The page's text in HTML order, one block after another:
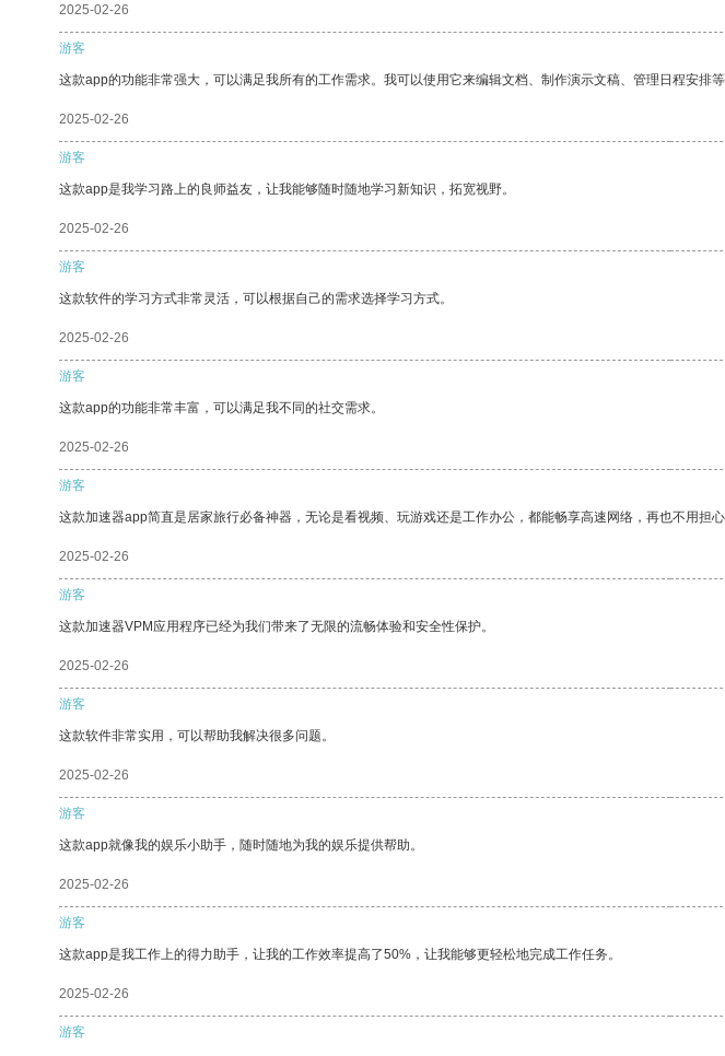
2025-02-26
游客
这款app的功能非常强大，可以满足我所有的工作需求。我可以使用它来编辑文档、制作演示文稿、管理日程安排等
2025-02-26
游客
这款app是我学习路上的良师益友，让我能够随时随地学习新知识，拓宽视野。
2025-02-26
游客
这款软件的学习方式非常灵活，可以根据自己的需求选择学习方式。
2025-02-26
游客
这款app的功能非常丰富，可以满足我不同的社交需求。
2025-02-26
游客
这款加速器app简直是居家旅行必备神器，无论是看视频、玩游戏还是工作办公，都能畅享高速网络，再也不用
2025-02-26
游客
这款加速器VPM应用程序已经为我们带来了无限的流畅体验和安全性保护。
2025-02-26
游客
这款软件非常实用，可以帮助我解决很多问题。
2025-02-26
游客
这款app就像我的娱乐小助手，随时随地为我的娱乐提供帮助。
2025-02-26
游客
这款app是我工作上的得力助手，让我的工作效率提高了50%，让我能够更轻松地完成工作任务。
2025-02-26
游客